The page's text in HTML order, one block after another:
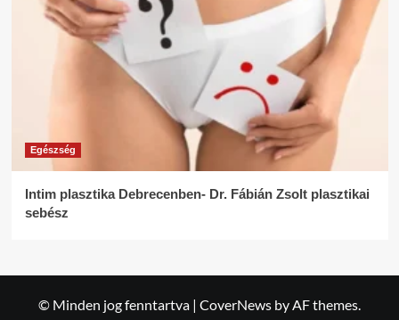
Egészség
Intim plasztika Debrecenben- Dr. Fábián Zsolt plasztikai
sebész
© Minden jog fenntartva | CoverNews by AF themes.